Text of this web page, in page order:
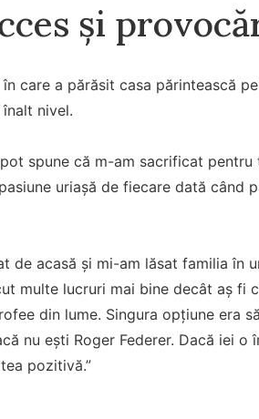
și
care a părăsit casa părintească
nivel.
spune că m-am sacrificat
uriașă de fiecare dată când
de acasă și mi-am lăsat familia în
multe lucruri mai bine decât aș
din lume. Singura opțiune era
nu ești Roger Federer. Dacă iei o
pozitivă.”